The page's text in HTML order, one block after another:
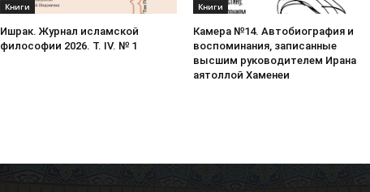
Книги
Ишрак. Журнал исламской
философии 2026. Т. IV. № 1
Книги
Камера №14. Автобиография и
воспоминания, записанные
высшим руководителем Ирана
аятоллой Хаменеи